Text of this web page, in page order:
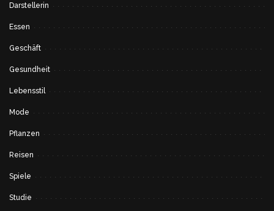
Darstellerin
Essen
Geschäft
Gesundheit
Lebensstil
Mode
Pflanzen
Reisen
Spiele
Studie